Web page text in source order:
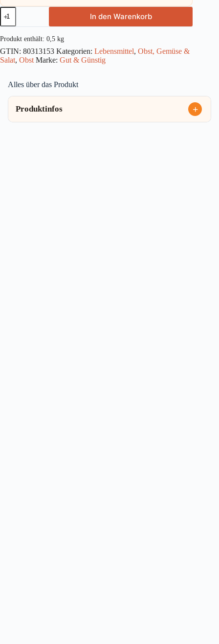
Gut
&
Günstig
Tafeltrauben
dunkel
500g
Menge
In den Warenkorb
Produkt enthält: 0,5 kg
GTIN: 80313153 Kategorien: Lebensmittel, Obst, Gemüse &
Salat, Obst Marke: Gut & Günstig
Alles über das Produkt
Produktinfos